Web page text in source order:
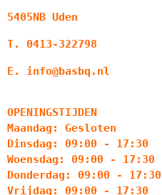
5405NB Uden
T. 0413-322798
E. info@basbq.nl
OPENINGSTIJDEN
Maandag: Gesloten
Dinsdag: 09:00 - 17:30
Woensdag: 09:00 - 17:30
Donderdag: 09:00 - 17:30
Vrijdag: 09:00 - 17:30